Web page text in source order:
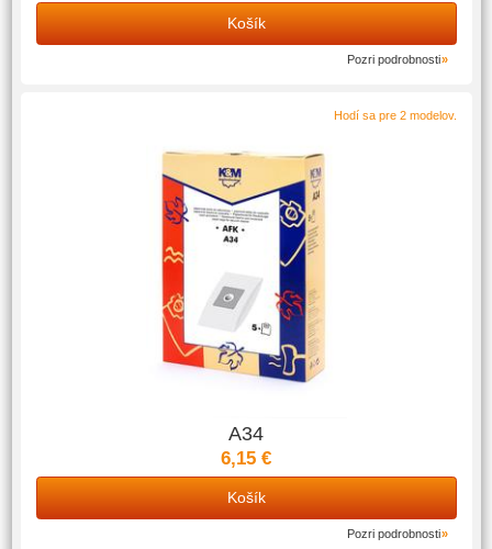
Košík
Pozri podrobnosti
Hodí sa pre 2 modelov.
A34
6,15 €
Košík
Pozri podrobnosti